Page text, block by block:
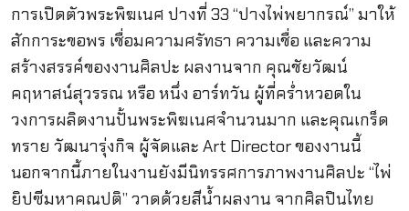
การเปิดตัวพระพิฆเนศ ปางที่ 33 “ปางไพ่พยากรณ์” มาให้
สักการะขอพร เชื่อมความศรัทธา ความเชื่อ และความ
สร้างสรรค์ของงานศิลปะ ผลงานจาก คุณชัยวัฒน์
คฤหาสน์สุวรรณ หรือ หนึ่ง อาร์ทวัน ผู้ที่ครํ่าหวอดใน
วงการผลิตงานปั้นพระพิฆเนศจํานวนมาก และคุณเกร็ด
ทราย วัฒนารุ่งกิจ ผู้จัดและ Art Director ของงานนี้
นอกจากนี้ภายในงานยังมีนิทรรศการภาพงานศิลปะ “ไพ่
ยิปซีมหาคณปติ” วาดด้วยสีน้ำผลงาน จากศิลปินไทย